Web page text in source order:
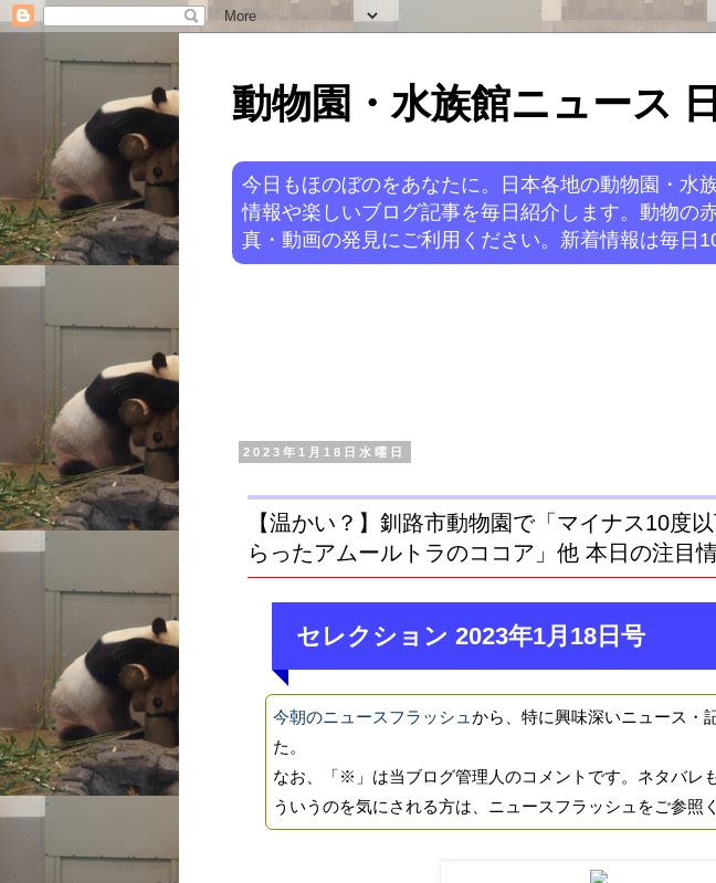
動物園・水族館ニュース
今日もほのぼのをあなたに。日本各地の動物園・水
情報や楽しいブログ記事を毎日紹介します。動物の
真・動画の発見にご利用ください。新着情報は毎日
2023年1月18日水曜日
【温かい？】釧路市動物園で「マイナス10度
らったアムールトラのココア」他 本日の注目
セレクション 2023年1月18日号
今朝のニュースフラッシュから、特に興味深いニュース・
た。
なお、「※」は当ブログ管理人のコメントです。ネタバレ
ういうのを気にされる方は、ニュースフラッシュをご参照